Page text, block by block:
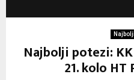
Najbolji potezi:
21. kolo